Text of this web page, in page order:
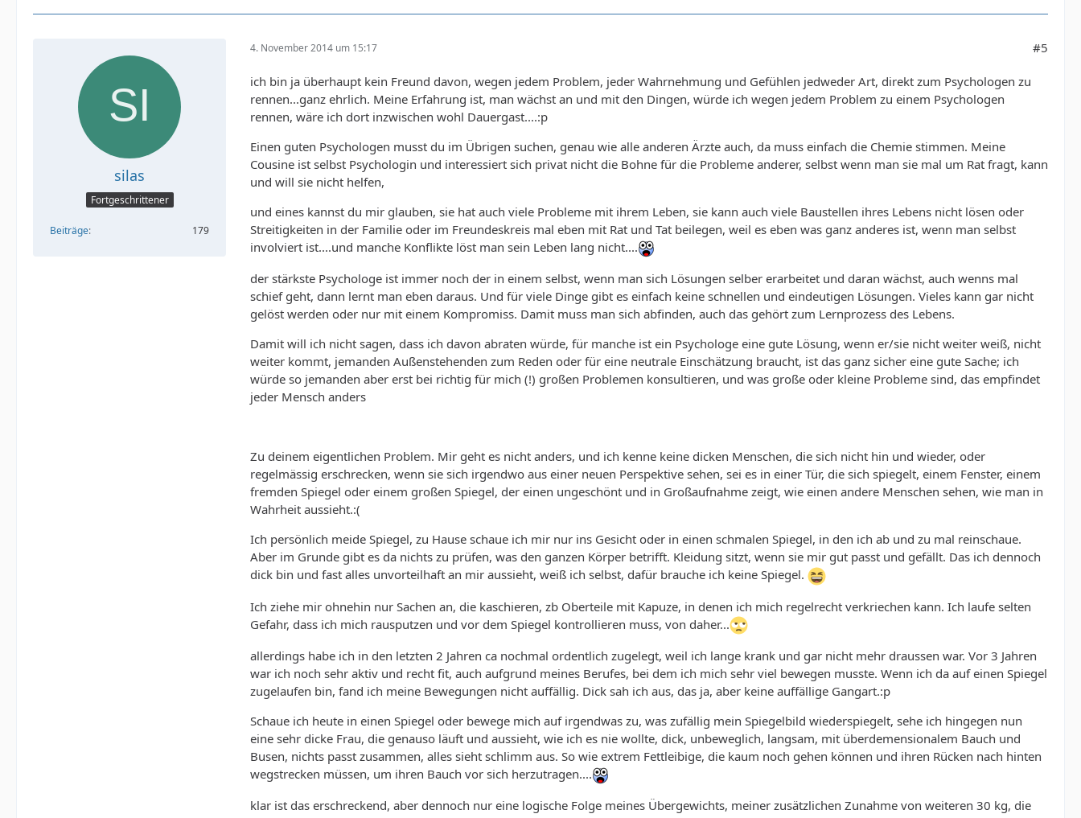
silas
Fortgeschrittener
Beiträge 179
4. November 2014 um 15:17 #5
ich bin ja überhaupt kein Freund davon, wegen jedem Problem, jeder Wahrnehmung und Gefühlen jedweder Art, direkt zum Psychologen zu
rennen...ganz ehrlich. Meine Erfahrung ist, man wächst an und mit den Dingen, würde ich wegen jedem Problem zu einem Psychologen
rennen, wäre ich dort inzwischen wohl Dauergast....:p
Einen guten Psychologen musst du im Übrigen suchen, genau wie alle anderen Ärzte auch, da muss einfach die Chemie stimmen. Meine
Cousine ist selbst Psychologin und interessiert sich privat nicht die Bohne für die Probleme anderer, selbst wenn man sie mal um Rat fragt, kann
und will sie nicht helfen,
und eines kannst du mir glauben, sie hat auch viele Probleme mit ihrem Leben, sie kann auch viele Baustellen ihres Lebens nicht lösen oder
Streitigkeiten in der Familie oder im Freundeskreis mal eben mit Rat und Tat beilegen, weil es eben was ganz anderes ist, wenn man selbst
involviert ist....und manche Konflikte löst man sein Leben lang nicht....
der stärkste Psychologe ist immer noch der in einem selbst, wenn man sich Lösungen selber erarbeitet und daran wächst, auch wenns mal
schief geht, dann lernt man eben daraus. Und für viele Dinge gibt es einfach keine schnellen und eindeutigen Lösungen. Vieles kann gar nicht
gelöst werden oder nur mit einem Kompromiss. Damit muss man sich abfinden, auch das gehört zum Lernprozess des Lebens.
Damit will ich nicht sagen, dass ich davon abraten würde, für manche ist ein Psychologe eine gute Lösung, wenn er/sie nicht weiter weiß, nicht
weiter kommt, jemanden Außenstehenden zum Reden oder für eine neutrale Einschätzung braucht, ist das ganz sicher eine gute Sache; ich
würde so jemanden aber erst bei richtig für mich (!) großen Problemen konsultieren, und was große oder kleine Probleme sind, das empfindet
jeder Mensch anders
Zu deinem eigentlichen Problem. Mir geht es nicht anders, und ich kenne keine dicken Menschen, die sich nicht hin und wieder, oder
regelmässig erschrecken, wenn sie sich irgendwo aus einer neuen Perspektive sehen, sei es in einer Tür, die sich spiegelt, einem Fenster, einem
fremden Spiegel oder einem großen Spiegel, der einen ungeschönt und in Großaufnahme zeigt, wie einen andere Menschen sehen, wie man in
Wahrheit aussieht.:(
Ich persönlich meide Spiegel, zu Hause schaue ich mir nur ins Gesicht oder in einen schmalen Spiegel, in den ich ab und zu mal reinschaue.
Aber im Grunde gibt es da nichts zu prüfen, was den ganzen Körper betrifft. Kleidung sitzt, wenn sie mir gut passt und gefällt. Das ich dennoch
dick bin und fast alles unvorteilhaft an mir aussieht, weiß ich selbst, dafür brauche ich keine Spiegel.
Ich ziehe mir ohnehin nur Sachen an, die kaschieren, zb Oberteile mit Kapuze, in denen ich mich regelrecht verkriechen kann. Ich laufe selten
Gefahr, dass ich mich rausputzen und vor dem Spiegel kontrollieren muss, von daher...
allerdings habe ich in den letzten 2 Jahren ca nochmal ordentlich zugelegt, weil ich lange krank und gar nicht mehr draussen war. Vor 3 Jahren
war ich noch sehr aktiv und recht fit, auch aufgrund meines Berufes, bei dem ich mich sehr viel bewegen musste. Wenn ich da auf einen Spiegel
zugelaufen bin, fand ich meine Bewegungen nicht auffällig. Dick sah ich aus, das ja, aber keine auffällige Gangart.:p
Schaue ich heute in einen Spiegel oder bewege mich auf irgendwas zu, was zufällig mein Spiegelbild wiederspiegelt, sehe ich hingegen nun
eine sehr dicke Frau, die genauso läuft und aussieht, wie ich es nie wollte, dick, unbeweglich, langsam, mit überdemensionalem Bauch und
Busen, nichts passt zusammen, alles sieht schlimm aus. So wie extrem Fettleibige, die kaum noch gehen können und ihren Rücken nach hinten
wegstrecken müssen, um ihren Bauch vor sich herzutragen....
klar ist das erschreckend, aber dennoch nur eine logische Folge meines Übergewichts, meiner zusätzlichen Zunahme von weiteren 30 kg, die